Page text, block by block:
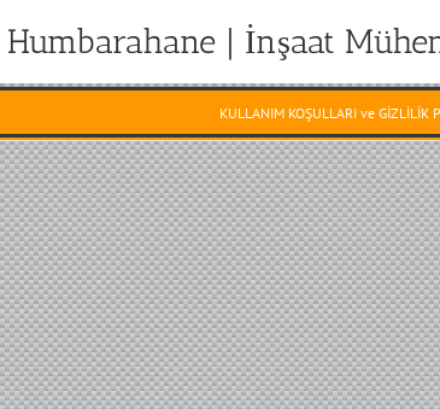
Humbarahane | İnşaat
KULLANIM KOŞULLARI ve GİZLİLİK